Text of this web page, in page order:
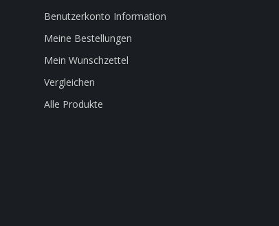
Benutzerkonto Information
Meine Bestellungen
Mein Wunschzettel
Vergleichen
Alle Produkte